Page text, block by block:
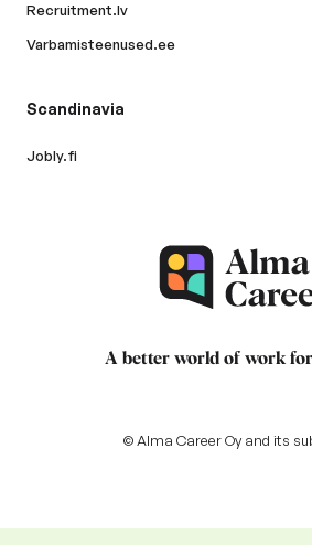
Recruitment.lv
Varbamisteenused.ee
Scandinavia
Jobly.fi
A better world of work for
© Alma Career Oy and its